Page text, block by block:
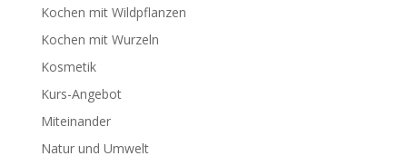
Kochen mit Wildpflanzen
Kochen mit Wurzeln
Kosmetik
Kurs-Angebot
Miteinander
Natur und Umwelt